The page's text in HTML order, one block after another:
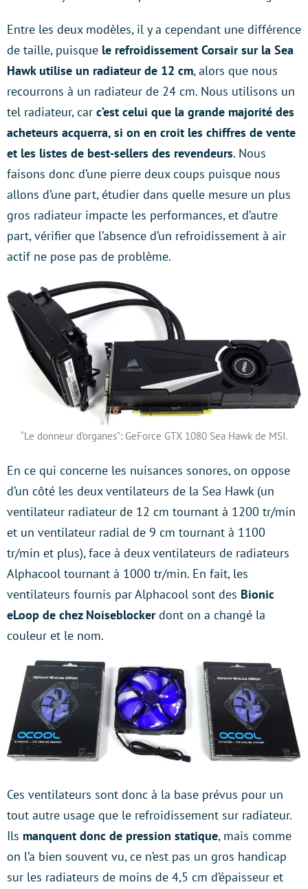
Entre les deux modèles, il y a cependant une différence
de taille, puisque le refroidissement Corsair sur la Sea
Hawk utilise un radiateur de 12 cm, alors que nous
recourrons à un radiateur de 24 cm. Nous utilisons un
tel radiateur, car c’est celui que la grande majorité des
acheteurs acquerra, si on en croit les chiffres de vente
et les listes de best-sellers des revendeurs. Nous
faisons donc d’une pierre deux coups puisque nous
allons d’une part, étudier dans quelle mesure un plus
gros radiateur impacte les performances, et d’autre
part, vérifier que l’absence d’un refroidissement à air
actif ne pose pas de problème.
“Le donneur d’organes”: GeForce GTX 1080 Sea Hawk de MSI.
En ce qui concerne les nuisances sonores, on oppose
d’un côté les deux ventilateurs de la Sea Hawk (un
ventilateur radiateur de 12 cm tournant à 1200 tr/min
et un ventilateur radial de 9 cm tournant à 1100
tr/min et plus), face à deux ventilateurs de radiateurs
Alphacool tournant à 1000 tr/min. En fait, les
ventilateurs fournis par Alphacool sont des Bionic
eLoop de chez Noiseblockerdont on a changé la
couleur et le nom.
Ces ventilateurs sont donc à la base prévus pour un
tout autre usage que le refroidissement sur radiateur.
Ils manquent donc de pression statique, mais comme
on l’a bien souvent vu, ce n’est pas un gros handicap
sur les radiateurs de moins de 4,5 cm d’épaisseur et